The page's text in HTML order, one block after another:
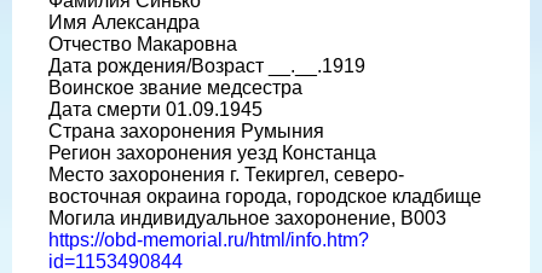
Имя Александра
Отчество Макаровна
Дата рождения/Возраст __.__.1919
Воинское звание медсестра
Дата смерти 01.09.1945
Страна захоронения Румыния
Регион захоронения уезд Констанца
Место захоронения г. Текиргел, северо-
восточная окраина города, городское кладбище
Могила индивидуальное захоронение, В003
https://obd-memorial.ru/html/info.htm?
id=1153490844